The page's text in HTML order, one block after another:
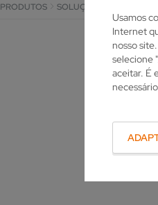
Usamos
Internet
nosso
selecione
aceitar. É
PRODUTOS SOLUÇÕES PARA